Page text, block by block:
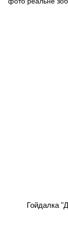
Гойдалка